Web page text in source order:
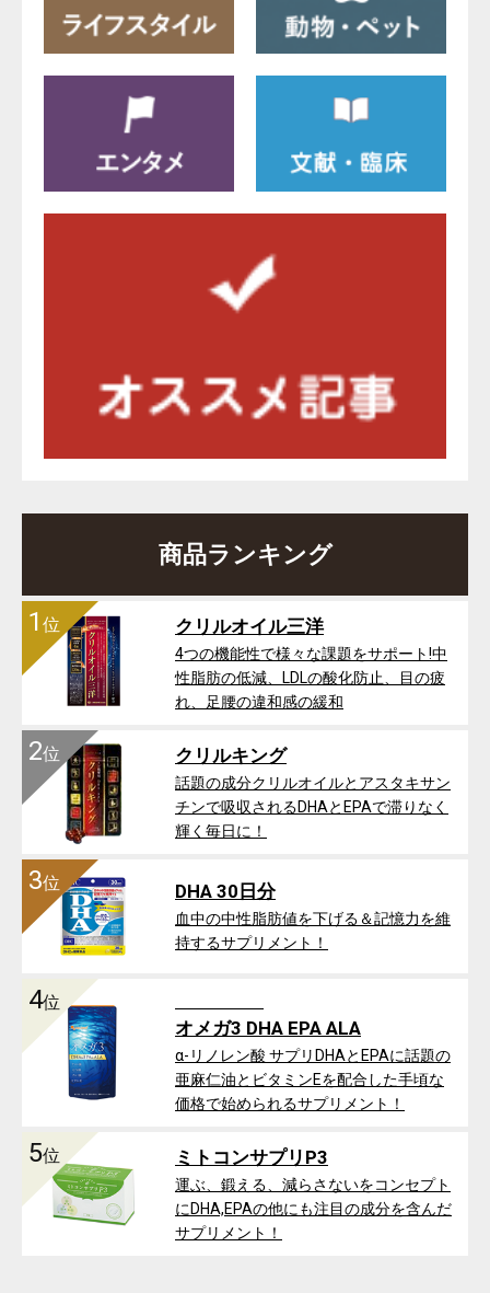
商品ランキング
1 位 クリルオイル三洋
4つの機能性で様々な課題をサポート!中
性脂肪の低減、LDLの酸化防止、目の疲
れ、足腰の違和感の緩和
2位 クリルキング
話題の成分クリルオイルとアスタキサン
チンで吸収されるDHAとEPAで滞りなく
輝く毎日に！
3位 DHA 30日分
血中の中性脂肪値を下げる＆記憶力を維
持するサプリメント！
4位
オメガ3 DHA EPA ALA
α-リノレン酸 サプリDHAとEPAに話題の
亜麻仁油とビタミンEを配合した手頃な
価格で始められるサプリメント！
5位 ミトコンサプリP3
運ぶ、鍛える、減らさないをコンセプト
にDHA,EPAの他にも注目の成分を含んだ
サプリメント！